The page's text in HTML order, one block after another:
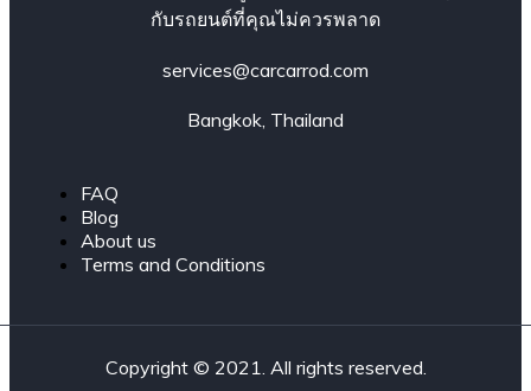
กับรถยนต์ที่คุณไม่ควรพลาด
services@carcarrod.com
Bangkok, Thailand
FAQ
Blog
About us
Terms and Conditions
Copyright © 2021. All rights reserved.